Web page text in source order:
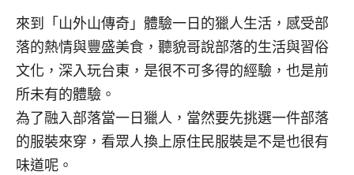
來到「山外山傳奇」體驗一日的獵人生活，感受部
落的熱情與豐盛美食，聽貌哥說部落的生活與習俗
文化，深入玩台東，是很不可多得的經驗，也是前
所未有的體驗。
為了融入部落當一日獵人，當然要先挑選一件部落
的服裝來穿，看眾人換上原住民服裝是不是也很有
味道呢。